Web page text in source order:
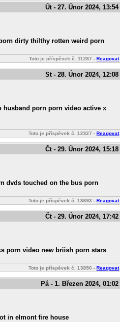
Út - 27. Únor 2024, 13:54
dirty thilthy rotten weird porn
Toto je příspěvek č.11287 - Reagovat
St - 28. Únor 2024, 12:08
porn porn video active x
Toto je příspěvek č.12327 - Reagovat
Čt - 29. Únor 2024, 15:18
dvds touched on the bus porn
Toto je příspěvek č.13693 - Reagovat
Čt - 29. Únor 2024, 17:42
porn video new briish porn stars
Toto je příspěvek č.13850 - Reagovat
Pá - 1. Březen 2024, 01:02
in elmont fire house